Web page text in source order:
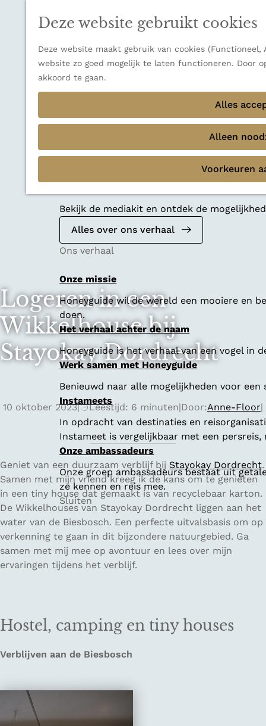
Deze website gebruikt cookies
Deze website maakt gebruik van cookies
website zo goed mogelijk te laten functioneren. Door
akkoord te gaan.
Alles
Alleen
Voorkeuren
u
Verborgen parels
Mediakit 2026
Bekijk de mediakit en ontdek de
Alles over ons verhaal
Ons verhaal
Onze missie
Honeyguide wil de wereld een mooiere en
doen.
Het verhaal achter de naam
Honeyguide is het verhaal van een vogel in
Werk samen met Honeyguide
Benieuwd naar alle mogelijkheden voor
Instameets
In opdracht van destinaties en
Instameet is vergelijkbaar met een
Onze ambassadeurs
Onze groep ambassadeurs bestaat uit
ze kennen en reis mee.
Sluiten
Logeren in een
Wikkelhouse bij
Stayokay Dordrecht
10 oktober 2023| Leestijd: 6 minuten|Door:Anne-Floor|
Geniet van een duurzaam verblijf bij Stayokay Dordrecht.
Samen met mijn vriend kreeg ik de kans om te genieten
in een tiny house dat gemaakt is van recyclebaar karton.
De Wikkelhouses van Stayokay Dordrecht liggen aan het
water van de Biesbosch. Een perfecte uitvalsbasis om op
verkenning te gaan in dit bijzondere natuurgebied. Ga
samen met mij mee op avontuur en lees over mijn
ervaringen tijdens het verblijf.
Hostel, camping en tiny houses
Verblijven aan de Biesbosch